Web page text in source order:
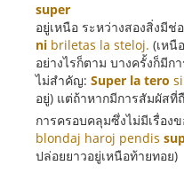
super
อยู่เหนือ ระหว่างสองสิ่งมี
ni briletas la steloj. (เหนื
อย่างไรก็ตาม บางครั้งก็มี
ไม่สำคัญ: Super la tero
อยู่) แต่ถ้าหากมีการสัมผัส
การครอบคลุมซึ่งไม่มีเรื่อง
blondaj haroj pendis
ปล่อยยาวอยู่เหนือท้ายทอย)